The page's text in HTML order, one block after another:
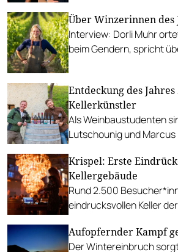
Weinkompetenz
Über Winzerinnen des
Interview: Dorli Muhr
beim Gendern, spricht
Entdeckung des Jahres
Kellerkünstler
Als Weinbaustudenten
Lutschounig und
gemeinsames Weingut,
Potenzial sich bereits mit
Jahrgängen zeigt.
Krispel: Erste
Kellergebäude
Rund 2.500
eindrucksvollen Keller
Aufopfernder Kampf
Der Wintereinbruch